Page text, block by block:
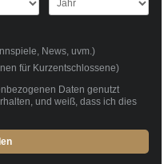
News, uvm.)
für Kurzentschlossene)
Daten genutzt
und weiß, dass ich dies